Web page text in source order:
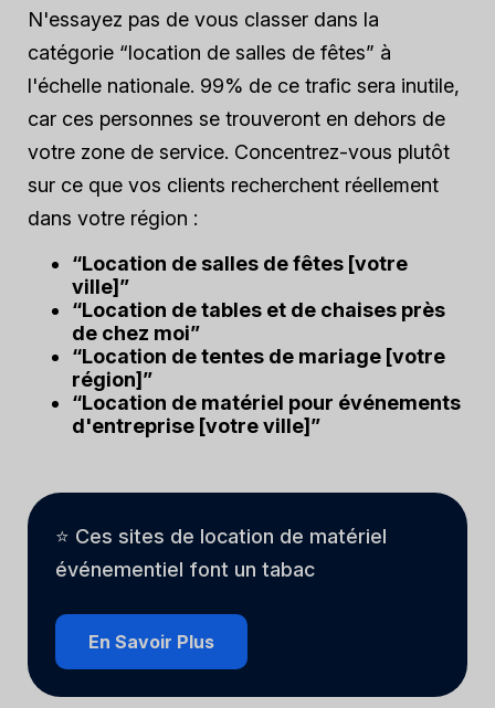
N'essayez pas de vous classer dans la
catégorie “location de salles de fêtes” à
l'échelle nationale. 99% de ce trafic sera inutile,
car ces personnes se trouveront en dehors de
votre zone de service. Concentrez-vous plutôt
sur ce que vos clients recherchent réellement
dans votre région :
“Location de salles de fêtes [votre
ville]”
“Location de tables et de chaises près
de chez moi”
“Location de tentes de mariage [votre
région]”
“Location de matériel pour événements
d'entreprise [votre ville]”
⭐ Ces sites de location de matériel
événementiel font un tabac
En Savoir Plus